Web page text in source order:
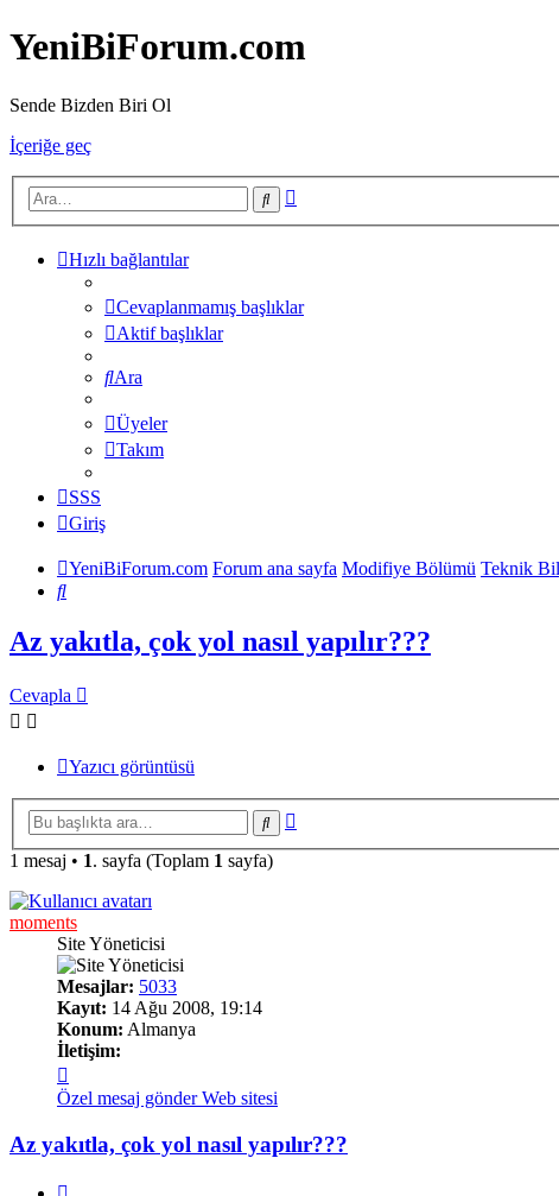
YeniBiForum.com
Sende Bizden Biri Ol
İçeriğe geç
Ara
Hızlı bağlantılar
Cevaplanmamış başlıklar
Aktif başlıklar
Ara
Üyeler
Takım
SSS
Giriş
YeniBiForum.com Forum ana sayfa Modifiye Bölümü Teknik
Ara
Az yakıtla, çok yol nasıl yapılır???
Cevapla
Yazıcı görüntüsü
Ara
1 mesaj • 1. sayfa (Toplam 1 sayfa)
moments
Site Yöneticisi
Mesajlar: 5033
Kayıt: 14 Ağu 2008, 19:14
Konum: Almanya
İletişim:
moments
Özel mesaj gönder Web sitesi
Az yakıtla, çok yol nasıl yapılır???